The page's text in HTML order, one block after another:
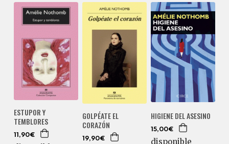
ESTUPOR Y
TEMBLORES
11,90€
GOLPÉATE EL
CORAZÓN
19,90€
HIGIENE DEL ASESINO
15,00€
disponible